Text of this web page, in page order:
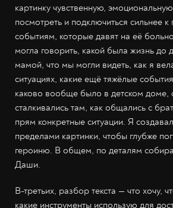
картинку чувственную,
посмотреть и подключиться сильнее к
событиям, которые давят на её
могла говорить, какой была жизнь до
мамой, что мы могли видеть, как я
ситуациях, какие ещё тяжёлые
каково вообще было в детском доме,
сталкивались там, как общались с
прям конкретные ситуации. Я
пределами картинки, чтобы глубже
героиню. В общем, по деталям
Даши.
В-третьих, разбор текста — что хочу,
какие инструменты использую для